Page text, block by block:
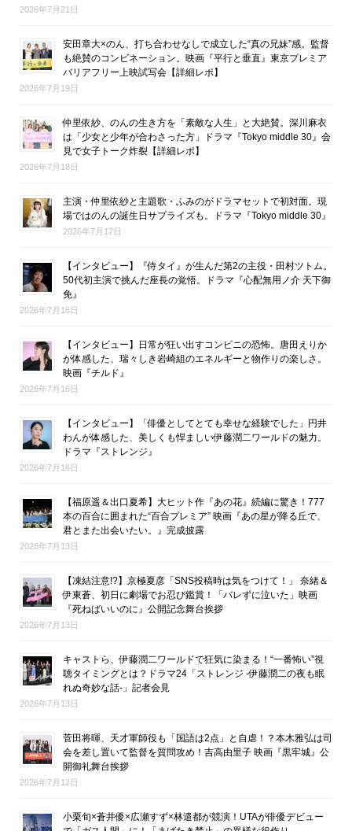
2026年7月21日
安田章大×のん、打ち合わせなしで成立した“真の兄妹”感。監督
も絶賛のコンビネーション。映画『平行と垂直』東京プレミア
バリアフリー上映試写会【詳細レポ】
2026年7月19日
仲里依紗、のんの生き方を「素敵な人生」と大絶賛。深川麻衣
は「少女と少年が合わさった方」ドラマ『Tokyo middle 30』会
見で女子トーク炸裂【詳細レポ】
2026年7月18日
主演・仲里依紗と主題歌・ふみのがドラマセットで初対面。現
場ではのんの誕生日サプライズも。ドラマ『Tokyo middle 30』
2026年7月17日
【インタビュー】『侍タイ』が生んだ第2の主役・田村ツトム。
50代初主演で挑んだ座長の覚悟。ドラマ『心配無用ノ介 天下御
免』
2026年7月16日
【インタビュー】日常が狂い出すコンビニの恐怖。唐田えりか
が体感した、瑞々しき岩崎組のエネルギーと物作りの楽しさ。
映画『チルド』
2026年7月16日
【インタビュー】「俳優としてとても幸せな経験でした」円井
わんが体感した、美しくも悍ましい伊藤潤二ワールドの魅力。
ドラマ『ストレンジ』
2026年7月16日
【福原遥＆出口夏希】大ヒット作『あの花』続編に驚き！777
本の百合に囲まれた“百合プレミア” 映画『あの星が降る丘で、
君とまた出会いたい。』完成披露
2026年7月13日
【凍結注意!?】京極夏彦「SNS投稿時は気をつけて！」 奈緒＆
伊東蒼、初日に劇場でお忍び鑑賞！「バレずに泣いた」映画
『死ねばいいのに』公開記念舞台挨拶
2026年7月13日
キャストら、伊藤潤二ワールドで狂気に染まる！“一番怖い”視
聴タイミングとは？ドラマ24「ストレンジ -伊藤潤二の夜も眠
れぬ奇妙な話-」記者会見
2026年7月13日
菅田将暉、天才軍師役も「国語は2点」と自虐！？本木雅弘は司
会を差し置いて監督を質問攻め！吉高由里子 映画『黒牢城』公
開御礼舞台挨拶
2026年7月12日
小栗旬×蒼井優×広瀬すず×林遣都が競演！UTAが俳優デビュー